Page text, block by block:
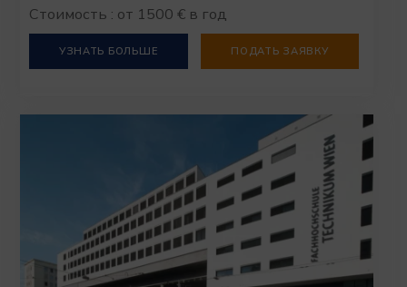
Стоимость : от 1500 € в год
УЗНАТЬ БОЛЬШЕ ПОДАТЬ ЗАЯВКУ